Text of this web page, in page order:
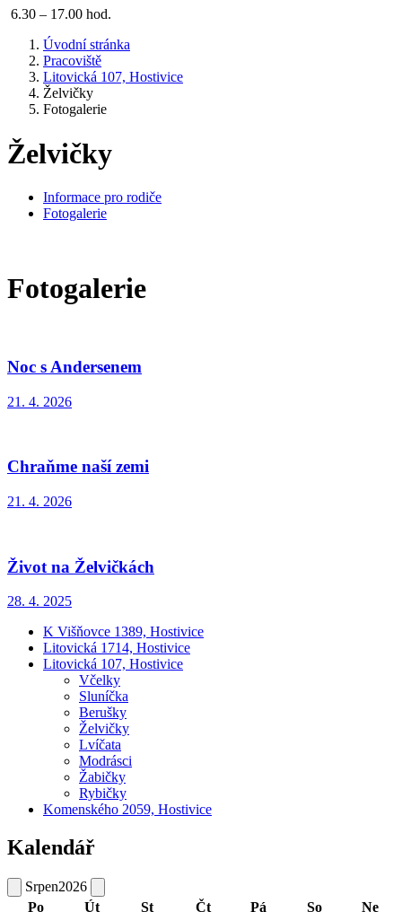
6.30 – 17.00 hod.
Úvodní stránka
Pracoviště
Litovická 107, Hostivice
Želvičky
Fotogalerie
Želvičky
Informace pro rodiče
Fotogalerie
Fotogalerie
Noc s Andersenem
21. 4. 2026
Chraňme naší zemi
21. 4. 2026
Život na Želvičkách
28. 4. 2025
K Višňovce 1389, Hostivice
Litovická 1714, Hostivice
Litovická 107, Hostivice
Včelky
Sluníčka
Berušky
Želvičky
Lvíčata
Modrásci
Žabičky
Rybičky
Komenského 2059, Hostivice
Kalendář
Srpen2026
Po
Út St Čt Pá So Ne